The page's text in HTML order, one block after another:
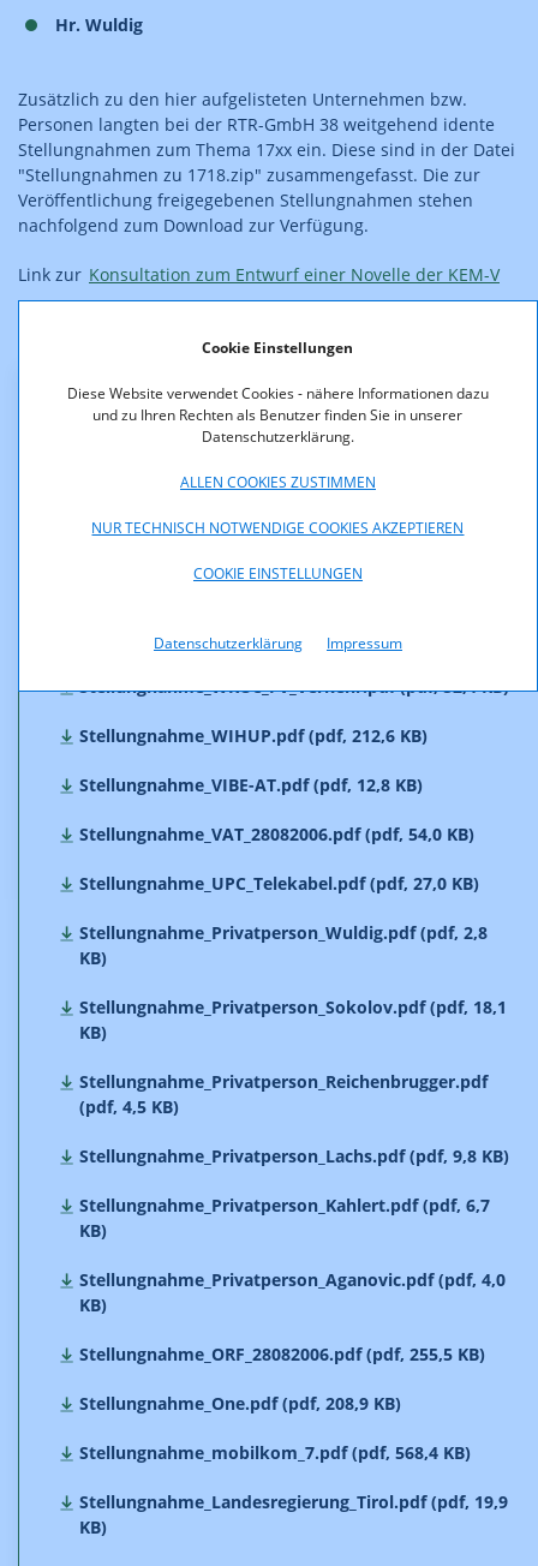
Cookie Einstellungen
Diese Website verwendet Cookies - nähere Informationen dazu
und zu Ihren Rechten als Benutzer finden Sie in unserer
Datenschutzerklärung.
ALLEN COOKIES ZUSTIMMEN
NUR TECHNISCH NOTWENDIGE COOKIES AKZEPTIEREN
COOKIE EINSTELLUNGEN
Datenschutzerklärung Impressum
Hr. Wuldig
Zusätzlich zu den hier aufgelisteten Unternehmen bzw.
Personen langten bei der RTR-GmbH 38 weitgehend idente
Stellungnahmen zum Thema 17xx ein. Diese sind in der Datei
"Stellungnahmen zu 1718.zip" zusammengefasst. Die zur
Veröffentlichung freigegebenen Stellungnahmen stehen
nachfolgend zum Download zur Verfügung.
Link zur Konsultation zum Entwurf einer Novelle der KEM-V
Downloads
Stellungnahme_BMSG.pdf (pdf, 491,5 KB)
Stellungnahmen_zu_1718.zip (zip, 4.122,0 KB)
Stellungnahme_WKOe_28082006.pdf (pdf, 67,1 KB)
Stellungnahme_WKOe_FV_Verkehr.pdf (pdf, 52,4 KB)
Stellungnahme_WIHUP.pdf (pdf, 212,6 KB)
Stellungnahme_VIBE-AT.pdf (pdf, 12,8 KB)
Stellungnahme_VAT_28082006.pdf (pdf, 54,0 KB)
Stellungnahme_UPC_Telekabel.pdf (pdf, 27,0 KB)
Stellungnahme_Privatperson_Wuldig.pdf (pdf, 2,8
KB)
Stellungnahme_Privatperson_Sokolov.pdf (pdf, 18,1
KB)
Stellungnahme_Privatperson_Reichenbrugger.pdf
(pdf, 4,5 KB)
Stellungnahme_Privatperson_Lachs.pdf (pdf, 9,8 KB)
Stellungnahme_Privatperson_Kahlert.pdf (pdf, 6,7
KB)
Stellungnahme_Privatperson_Aganovic.pdf (pdf, 4,0
KB)
Stellungnahme_ORF_28082006.pdf (pdf, 255,5 KB)
Stellungnahme_One.pdf (pdf, 208,9 KB)
Stellungnahme_mobilkom_7.pdf (pdf, 568,4 KB)
Stellungnahme_Landesregierung_Tirol.pdf (pdf, 19,9
KB)